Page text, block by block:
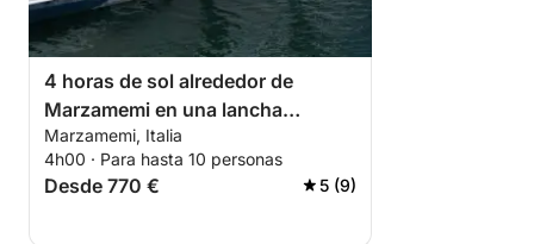
4 horas de sol alrededor de
Marzamemi en una lancha
motora.
Marzamemi, Italia
4h00 · Para hasta 10 personas
Desde 770 € 5 (9)